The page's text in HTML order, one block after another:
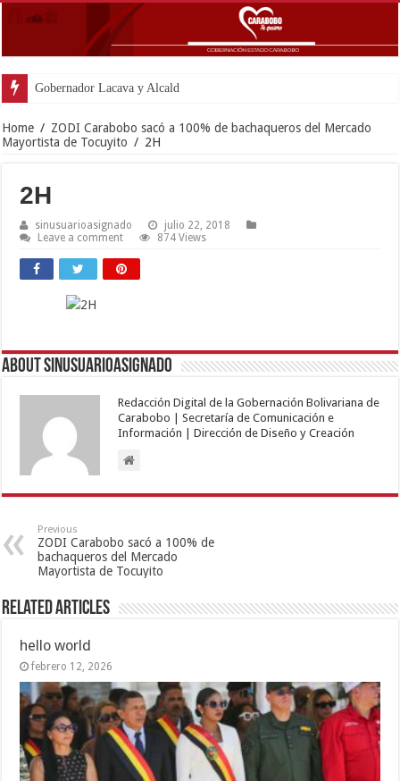
Gobernador Lacava y Alcaldesa Castillo reinauguraron C
Home / ZODI Carabobo sacó a 100% de bachaqueros del Mercado
Mayortista de Tocuyito / 2H
2H
sinusuarioasignado
julio 22, 2018
Leave a comment
874 Views
About sinusuarioasignado
Redacción Digital de la Gobernación Bolivariana de
Carabobo | Secretaría de Comunicación e
Información | Dirección de Diseño y Creación
Previous
ZODI Carabobo sacó a 100% de
bachaqueros del Mercado
Mayortista de Tocuyito
Related Articles
hello world
febrero 12, 2026